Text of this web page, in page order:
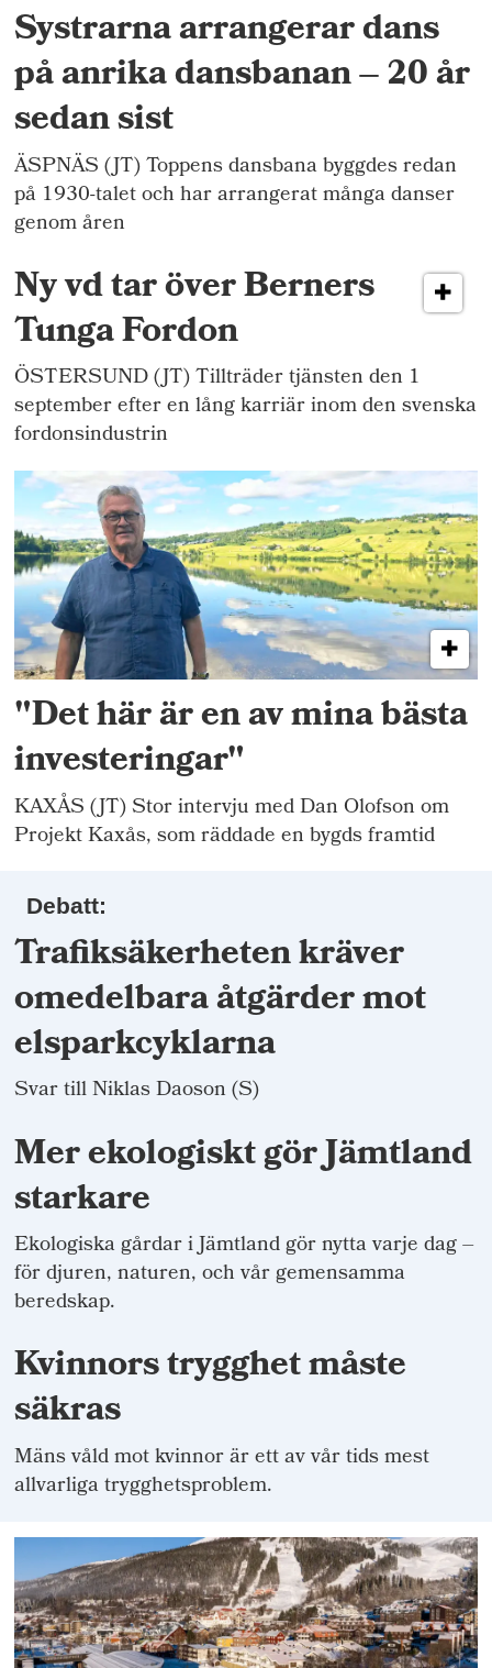
Systrarna arrangerar dans
på anrika dansbanan – 20 år
sedan sist
ÄSPNÄS (JT) Toppens dansbana byggdes redan
på 1930-talet och har arrangerat många danser
genom åren
Ny vd tar över Berners
Tunga Fordon
ÖSTERSUND (JT) Tillträder tjänsten den 1
september efter en lång karriär inom den svenska
fordonsindustrin
"Det här är en av mina bästa
investeringar"
KAXÅS (JT) Stor intervju med Dan Olofson om
Projekt Kaxås, som räddade en bygds framtid
Debatt:
Trafiksäkerheten kräver
omedelbara åtgärder mot
elsparkcyklarna
Svar till Niklas Daoson (S)
Mer ekologiskt gör Jämtland
starkare
Ekologiska gårdar i Jämtland gör nytta varje dag –
för djuren, naturen, och vår gemensamma
beredskap.
Kvinnors trygghet måste
säkras
Mäns våld mot kvinnor är ett av vår tids mest
allvarliga trygghetsproblem.